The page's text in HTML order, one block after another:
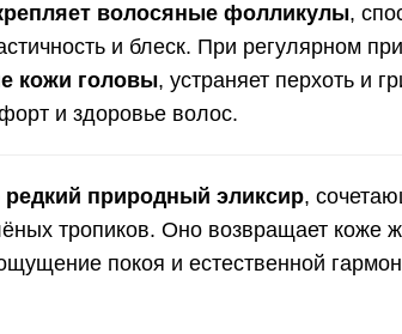
волосяные фолликулы,
и блеск. При регулярном
кожи головы, устраняет перхоть и
и здоровье волос.
редкий природный эликсир,
тропиков. Оно возвращает коже
покоя и естественной